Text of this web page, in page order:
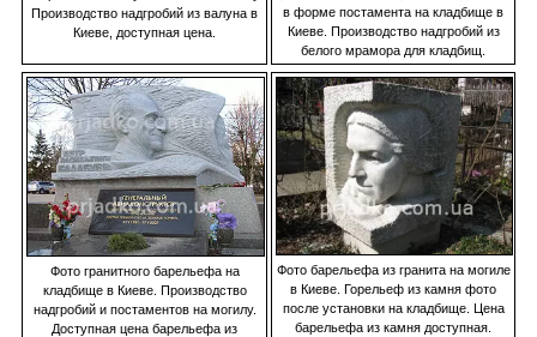
Производство надгробий из валуна в
Киеве, доступная цена.
в форме постамента на кладбище в
Киеве. Производство надгробий из
белого мрамора для кладбищ.
Фото гранитного барельефа на
кладбище в Киеве. Производство
надгробий и постаментов на могилу.
Доступная цена барельефа из
Фото барельефа из гранита на могиле
в Киеве. Горельеф из камня фото
после установки на кладбище. Цена
барельефа из камня доступная.